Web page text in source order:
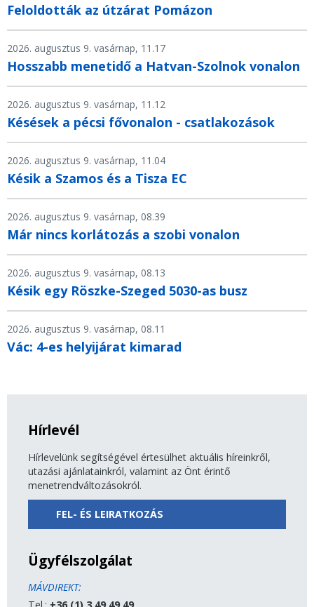
Feloldották az útzárat Pomázon
2026. augusztus 9. vasárnap, 11.17
Hosszabb menetidő a Hatvan-Szolnok vonalon
2026. augusztus 9. vasárnap, 11.12
Késések a pécsi fővonalon - csatlakozások
2026. augusztus 9. vasárnap, 11.04
Késik a Szamos és a Tisza EC
2026. augusztus 9. vasárnap, 08.39
Már nincs korlátozás a szobi vonalon
2026. augusztus 9. vasárnap, 08.13
Késik egy Röszke-Szeged 5030-as busz
2026. augusztus 9. vasárnap, 08.11
Vác: 4-es helyijárat kimarad
Hírlevél
Hírlevelünk segítségével értesülhet aktuális híreinkről,
utazási ajánlatainkról, valamint az Önt érintő
menetrendváltozásokról.
FEL- ÉS LEIRATKOZÁS
Ügyfélszolgálat
MÁVDIREKT: